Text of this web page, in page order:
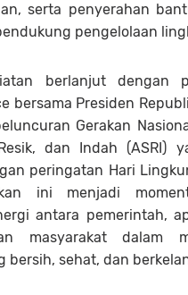
serta penyerahan
pengelolaan
berlanjut dengan
bersama Presiden
Gerakan
dan Indah (ASRI)
peringatan Hari
ini menjadi
antara pemerintah,
masyarakat dalam
bersih, sehat, dan